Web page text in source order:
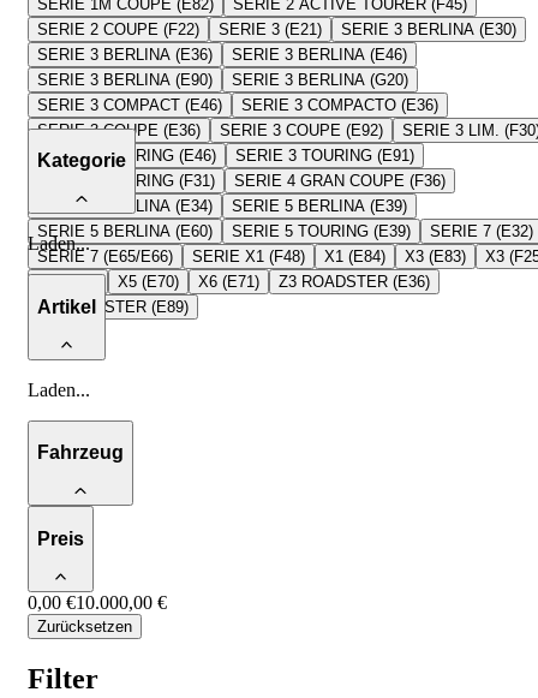
SERIE 1M COUPE (E82)
SERIE 2 ACTIVE TOURER (F45)
SERIE 2 COUPE (F22)
SERIE 3 (E21)
SERIE 3 BERLINA (E30)
SERIE 3 BERLINA (E36)
SERIE 3 BERLINA (E46)
SERIE 3 BERLINA (E90)
SERIE 3 BERLINA (G20)
SERIE 3 COMPACT (E46)
SERIE 3 COMPACTO (E36)
SERIE 3 COUPE (E36)
SERIE 3 COUPE (E92)
SERIE 3 LIM.
SERIE 3 TOURING (E46)
SERIE 3 TOURING (E91)
SERIE 3 TOURING (F31)
SERIE 4 GRAN COUPE (F36)
SERIE 5 BERLINA (E34)
SERIE 5 BERLINA (E39)
SERIE 5 BERLINA (E60)
SERIE 5 TOURING (E39)
SERIE 7 (E32)
SERIE 7 (E65/E66)
SERIE X1 (F48) X1 (E84) X3 (E83)
X3
X5 (E53)
X5 (E70) X6 (E71)
Z3 ROADSTER (E36)
Z4 ROADSTER (E89)
Kategorie
Laden...
Artikel
Laden...
Fahrzeug
Preis
0,00 €10.000,00 €
Zurücksetzen
Filter